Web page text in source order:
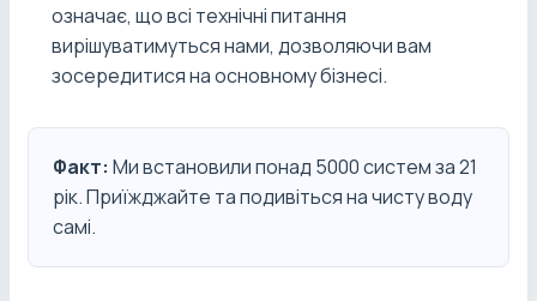
означає, що всі технічні питання
вирішуватимуться нами, дозволяючи вам
зосередитися на основному бізнесі.
Факт: Ми встановили понад 5000 систем за 21
рік. Приїжджайте та подивіться на чисту воду
самі.